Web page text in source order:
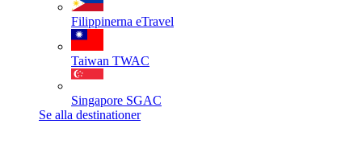
Filippinerna eTravel
Taiwan TWAC
Singapore SGAC
Se alla destinationer